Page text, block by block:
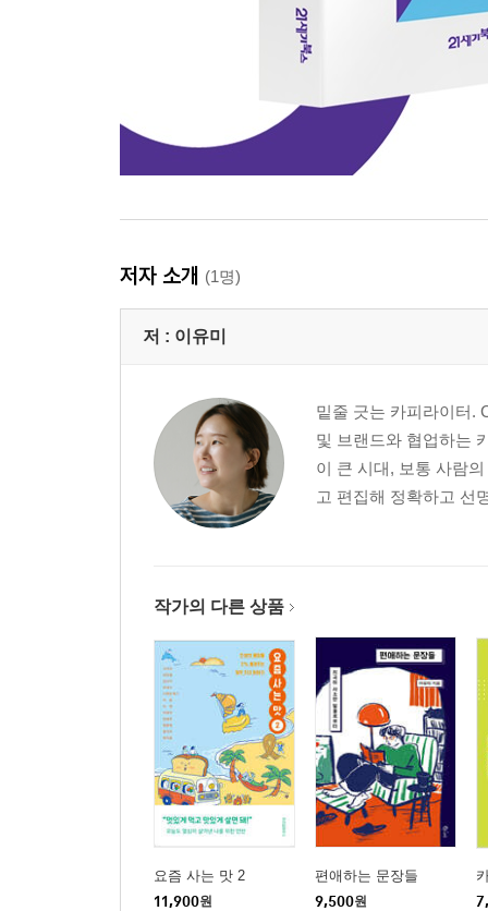
저자 소개 (1명)
저 : 이유미
밑줄 긋는 카피라이터.
및 브랜드와 협업하는
이 큰 시대, 보통 사람
고 편집해 정확하고 선
작가의 다른 상품
요즘 사는 맛 2
11,900원
편애하는 문장들
9,500원